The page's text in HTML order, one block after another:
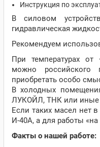
Инструкция по
В силовом
гидравлическая
Рекомендуем
При температурах от
можно российского
приобретать особо
В холодных
ЛУКОЙЛ, ТНК или иные
Если таких масел нет
И-40А, а для работы
Факты о нашей работе: